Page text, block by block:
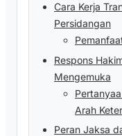
Cara Kerja
Persidangan
Respons
Mengemuka
Arah
Peran Jaksa